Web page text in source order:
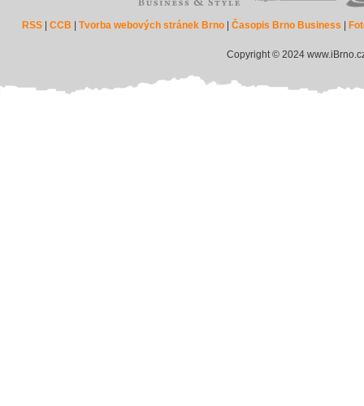
RSS |CCB |Tvorba webových stránek Brno |Časopis Brno Business
Copyright © 2024